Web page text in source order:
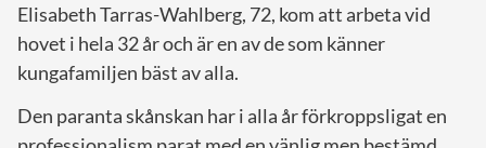
Elisabeth Tarras-Wahlberg, 72, kom att arbeta vid
hovet i hela 32 år och är en av de som känner
kungafamiljen bäst av alla.
Den paranta skånskan har i alla år förkroppsligat en